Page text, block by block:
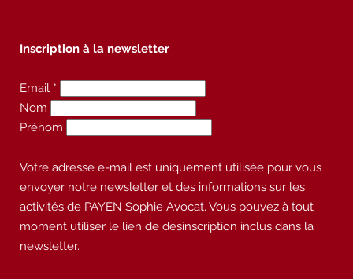
Inscription à la newsletter
Email *
Nom
Prénom
Votre adresse e-mail est uniquement utilisée pour vous
envoyer notre newsletter et des informations sur les
activités de PAYEN Sophie Avocat. Vous pouvez à tout
moment utiliser le lien de désinscription inclus dans la
newsletter.